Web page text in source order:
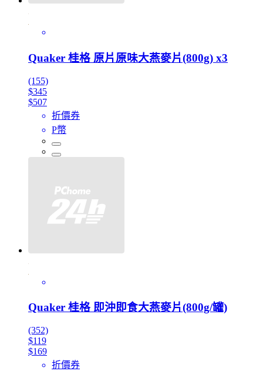
Quaker 桂格 原片原味大燕麥片(800g) x3
(155)
$345
$507
折價券
P幣
Quaker 桂格 即沖即食大燕麥片(800g/罐)
(352)
$119
$169
折價券